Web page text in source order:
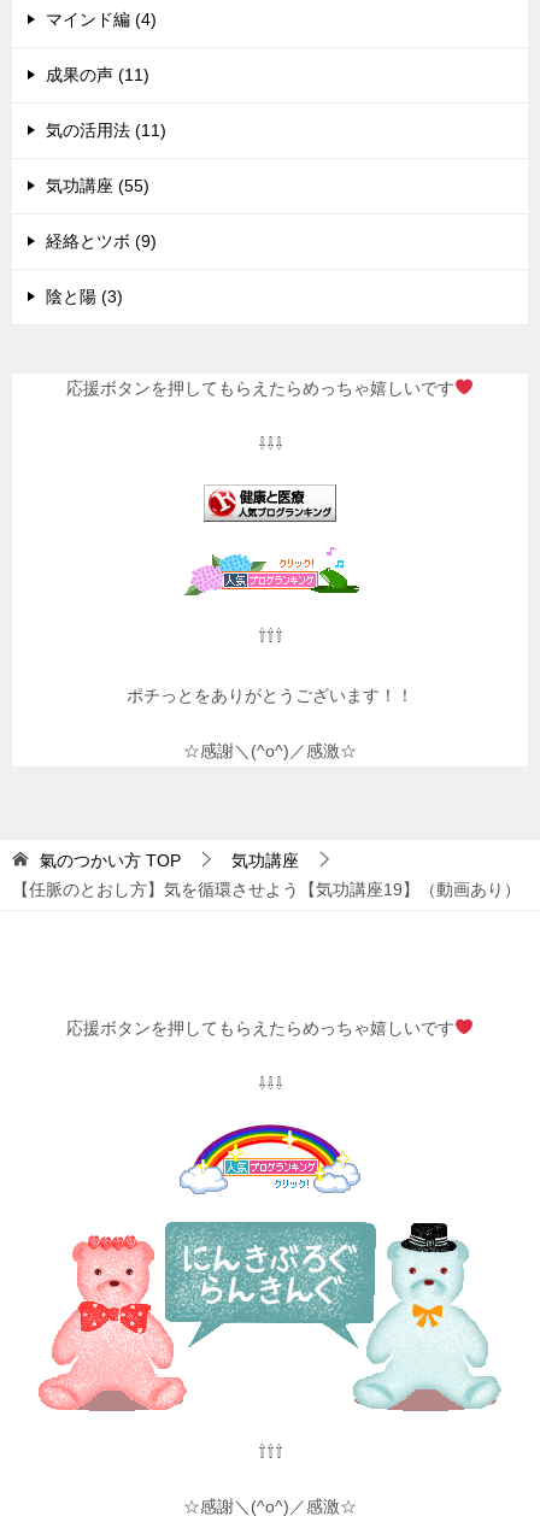
マインド編 (4)
成果の声 (11)
気の活用法 (11)
気功講座 (55)
経絡とツボ (9)
陰と陽 (3)
応援ボタンを押してもらえたらめっちゃ嬉しいです
⇩⇩⇩
⇧⇧⇧
ポチっとをありがとうございます！！
☆感謝＼(^o^)／感激☆
氣のつかい方 TOP
気功講座
【任脈のとおし方】気を循環させよう【気功講座19】（動画あり）
応援ボタンを押してもらえたらめっちゃ嬉しいです
⇩⇩⇩
⇧⇧⇧
☆感謝＼(^o^)／感激☆